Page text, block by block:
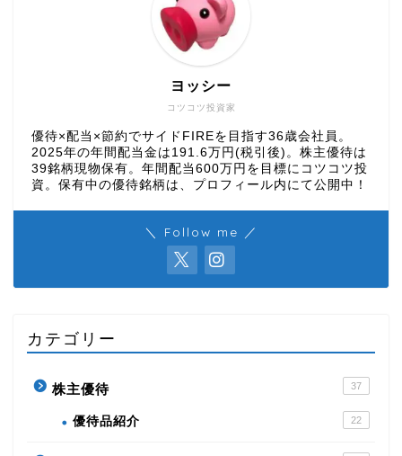
コツコツ投資家
ヨッシー
優待×配当×節約でサイドFIREを目指す36歳会社員。
2025年の年間配当金は191.6万円(税引後)。株主優待は
39銘柄現物保有。年間配当600万円を目標にコツコツ投
資。保有中の優待銘柄は、プロフィール内にて公開中！
＼ Follow me ／
カテゴリー
株主優待 37
優待品紹介 22